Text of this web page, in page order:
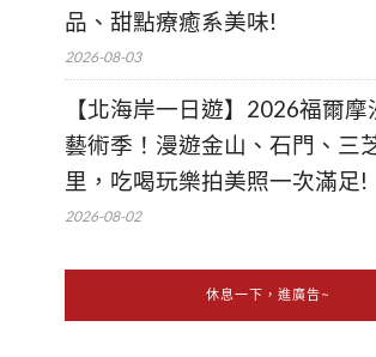
品、甜點療癒系美味!
2026-08-03
【北海岸一日遊】2026福爾摩
藝術季！漫遊金山、石門、三
里，吃喝玩樂拍美照一次滿足!
2026-08-02
休息一下，進廣告~